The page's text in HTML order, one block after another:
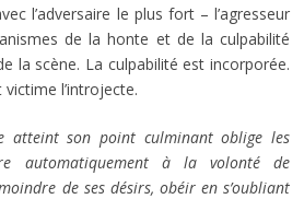
l’adversaire le plus fort – l’agresseur
de la honte et de la culpabilité
la scène. La culpabilité est incorporée.
victime l’introjecte.
atteint son point culminant oblige les
automatiquement à la volonté de
de ses désirs, obéir en s’oubliant